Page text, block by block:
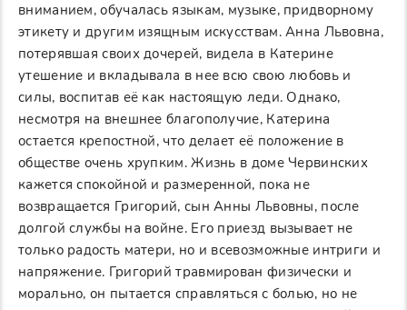
вниманием, обучалась языкам, музыке, придворному
этикету и другим изящным искусствам. Анна Львовна,
потерявшая своих дочерей, видела в Катерине
утешение и вкладывала в нее всю свою любовь и
силы, воспитав её как настоящую леди. Однако,
несмотря на внешнее благополучие, Катерина
остается крепостной, что делает её положение в
обществе очень хрупким. Жизнь в доме Червинских
кажется спокойной и размеренной, пока не
возвращается Григорий, сын Анны Львовны, после
долгой службы на войне. Его приезд вызывает не
только радость матери, но и всевозможные интриги и
напряжение. Григорий травмирован физически и
морально, он пытается справляться с болью, но не